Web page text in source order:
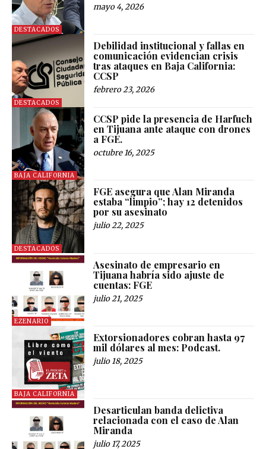
DESTACADOS
mayo 4, 2026
DESTACADOS
Debilidad institucional y fallas en
comunicación evidencian crisis
tras ataques en Baja California:
CCSP
febrero 23, 2026
BAJA CALIFORNIA
CCSP pide la presencia de Harfuch
en Tijuana ante ataque con drones
a FGE.
octubre 16, 2025
DESTACADOS
FGE asegura que Alan Miranda
estaba “limpio”; hay 12 detenidos
por su asesinato
julio 22, 2025
EZENARIO
Asesinato de empresario en
Tijuana habría sido ajuste de
cuentas: FGE
julio 21, 2025
BAJA CALIFORNIA
Extorsionadores cobran hasta 97
mil dólares al mes: Podcast.
julio 18, 2025
Desarticulan banda delictiva
relacionada con el caso de Alan
Miranda
julio 17, 2025